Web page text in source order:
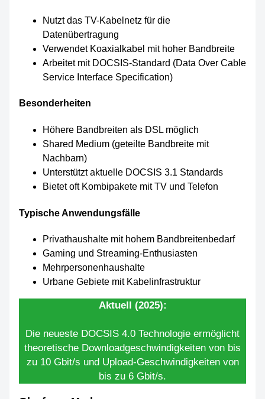
Nutzt das TV-Kabelnetz für die
Datenübertragung
Verwendet Koaxialkabel mit hoher Bandbreite
Arbeitet mit DOCSIS-Standard (Data Over Cable
Service Interface Specification)
Besonderheiten
Höhere Bandbreiten als DSL möglich
Shared Medium (geteilte Bandbreite mit
Nachbarn)
Unterstützt aktuelle DOCSIS 3.1 Standards
Bietet oft Kombipakete mit TV und Telefon
Typische Anwendungsfälle
Privathaushalte mit hohem Bandbreitenbedarf
Gaming und Streaming-Enthusiasten
Mehrpersonenhaushalte
Urbane Gebiete mit Kabelinfrastruktur
Aktuell (2025):
Die neueste DOCSIS 4.0 Technologie ermöglicht
theoretische Downloadgeschwindigkeiten von bis
zu 10 Gbit/s und Upload-Geschwindigkeiten von
bis zu 6 Gbit/s.